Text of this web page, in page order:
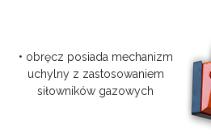
• obręcz posiada mechanizm
uchylny z zastosowaniem
siłowników gazowych